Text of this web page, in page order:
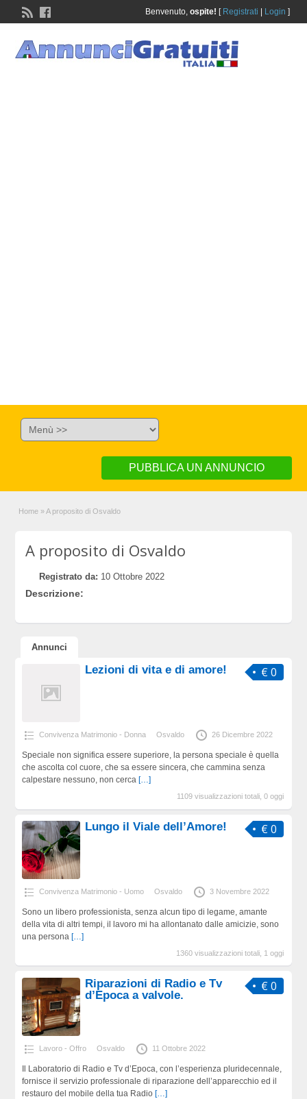
Benvenuto, ospite! [ Registrati Login ]
PUBBLICA UN ANNUNCIO
Home » A proposito di Osvaldo
A proposito di Osvaldo
Registrato da: 10 Ottobre 2022
Descrizione:
Annunci
€ 0
Lezioni di vita e di amore!
Convivenza Matrimonio - Donna Osvaldo 26 Dicembre 2022
Speciale non significa essere superiore, la persona speciale è quella
che ascolta col cuore, che sa essere sincera, che cammina senza
calpestare nessuno, non cerca […]
1109 visualizzazioni totali, 0 oggi
€ 0
Lungo il Viale dell’Amore!
Convivenza Matrimonio - Uomo Osvaldo 3 Novembre 2022
Sono un libero professionista, senza alcun tipo di legame, amante
della vita di altri tempi, il lavoro mi ha allontanato dalle amicizie, sono
una persona […]
1360 visualizzazioni totali, 1 oggi
€ 0
Riparazioni di Radio e Tv
d’Epoca a valvole.
Lavoro - Offro Osvaldo 11 Ottobre 2022
Il Laboratorio di Radio e Tv d’Epoca, con l’esperienza pluridecennale,
fornisce il servizio professionale di riparazione dell’apparecchio ed il
restauro del mobile della tua Radio […]